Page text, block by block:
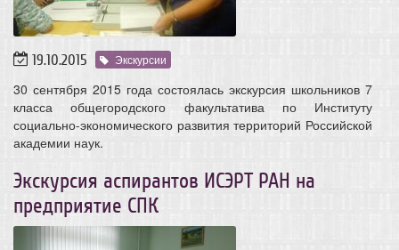
19.10.2015 Экскурсии
30 сентября 2015 года состоялась экскурсия школьников 7
класса общегородского факультатива по Институту
социально-экономического развития территорий Российской
академии наук.
Экскурсия аспирантов ИСЭРТ РАН на
предприятие СПК